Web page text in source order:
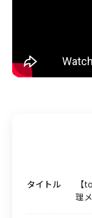
タイトル
【
理